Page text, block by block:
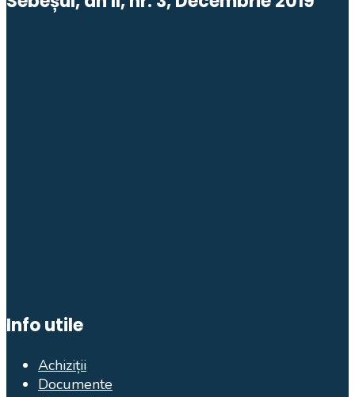
Info utile
Achiziții
Documente